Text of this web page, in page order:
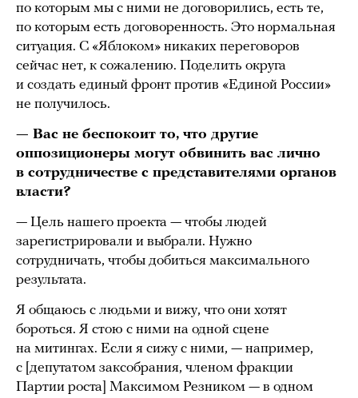
по которым мы с ними не договорились, есть те,
по которым есть договоренность. Это нормальная
ситуация. С «Яблоком» никаких переговоров
сейчас нет, к сожалению. Поделить округа
и создать единый фронт против «Единой России»
не получилось.
— Вас не беспокоит то, что другие
оппозиционеры могут обвинить вас лично
в сотрудничестве с представителями органов
власти?
— Цель нашего проекта — чтобы людей
зарегистрировали и выбрали. Нужно
сотрудничать, чтобы добиться максимального
результата.
Я общаюсь с людьми и вижу, что они хотят
бороться. Я стою с ними на одной сцене
на митингах. Если я сижу с ними, — например,
с [депутатом заксобрания, членом фракции
Партии роста] Максимом Резником — в одном